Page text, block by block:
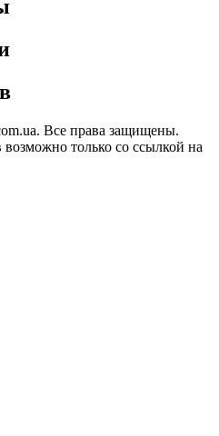
Все права защищены.
только со ссылкой на